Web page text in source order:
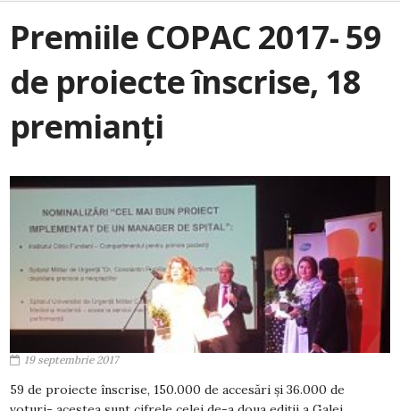
Premiile COPAC 2017- 59
de proiecte înscrise, 18
premianți
19 septembrie 2017
59 de proiecte înscrise, 150.000 de accesări și 36.000 de